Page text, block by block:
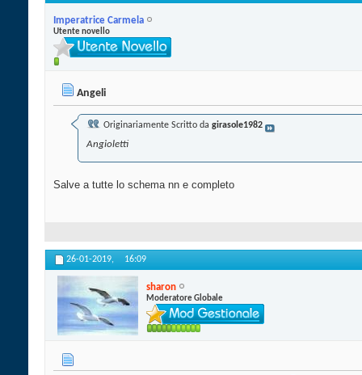
Imperatrice Carmela
Utente novello
Angeli
Originariamente Scritto da girasole1982
Angioletti
Salve a tutte lo schema nn e completo
26-01-2019, 16:09
sharon
Moderatore Globale